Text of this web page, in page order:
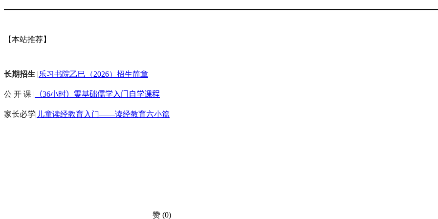
【本站推荐】
长期招生 |乐习书院乙巳（2026）招生简章
公 开 课 | （36小时）零基础儒学入门自学课程
家长必学| 儿童读经教育入门——读经教育六小篇
赞 (0)